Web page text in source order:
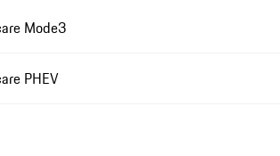
Mode3
PHEV